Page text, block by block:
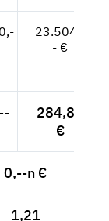
23.504,-
- €
284,87
€
0,--n €
1,21